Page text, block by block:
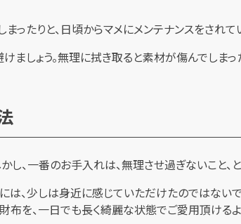
ったりと、日頃からマメにメンテナンスをされ
しょう。無理に拭き取ると素材が傷んでしまっ
、一番のお手入れは、無理させ過ぎないこと、
は、少しは身近に感じていただけたのではな
布を、一日でも長く綺麗な状態でご愛用頂ける